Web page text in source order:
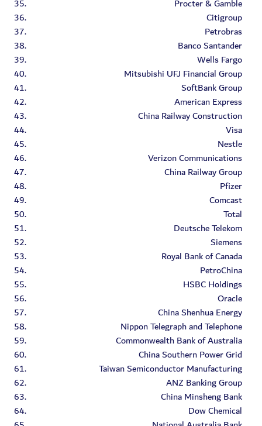
Procter & Gamble
Citigroup
Petrobras
Banco Santander
Wells Fargo
Mitsubishi UFJ Financial Group
SoftBank Group
American Express
China Railway Construction
Visa
Nestle
Verizon Communications
China Railway Group
Pfizer
Comcast
Total
Deutsche Telekom
Siemens
Royal Bank of Canada
PetroChina
HSBC Holdings
Oracle
China Shenhua Energy
Nippon Telegraph and Telephone
Commonwealth Bank of Australia
China Southern Power Grid
Taiwan Semiconductor Manufacturing
ANZ Banking Group
China Minsheng Bank
Dow Chemical